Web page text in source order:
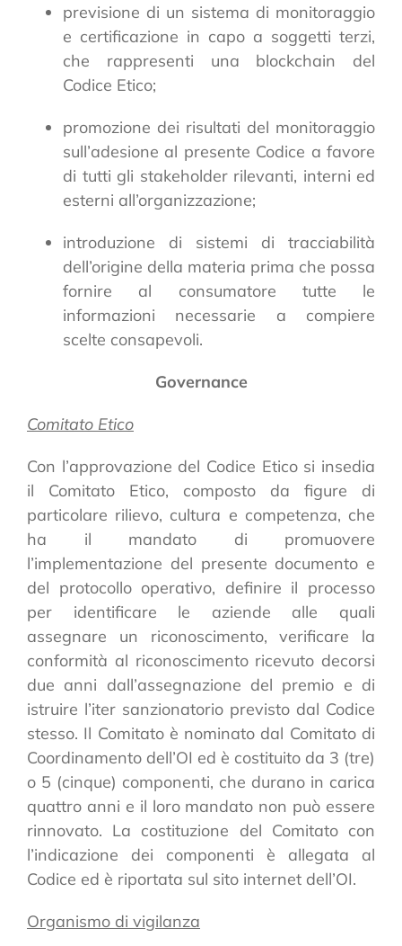
previsione di un sistema di monitoraggio
e certificazione in capo a soggetti terzi,
che rappresenti una blockchain del
Codice Etico;
promozione dei risultati del monitoraggio
sull’adesione al presente Codice a favore
di tutti gli stakeholder rilevanti, interni ed
esterni all’organizzazione;
introduzione di sistemi di tracciabilità
dell’origine della materia prima che possa
fornire al consumatore tutte le
informazioni necessarie a compiere
scelte consapevoli.
Governance
Comitato Etico
Con l’approvazione del Codice Etico si insedia
il Comitato Etico, composto da figure di
particolare rilievo, cultura e competenza, che
ha il mandato di promuovere
l’implementazione del presente documento e
del protocollo operativo, definire il processo
per identificare le aziende alle quali
assegnare un riconoscimento, verificare la
conformità al riconoscimento ricevuto decorsi
due anni dall’assegnazione del premio e di
istruire l’iter sanzionatorio previsto dal Codice
stesso. Il Comitato è nominato dal Comitato di
Coordinamento dell’OI ed è costituito da 3 (tre)
o 5 (cinque) componenti, che durano in carica
quattro anni e il loro mandato non può essere
rinnovato. La costituzione del Comitato con
l’indicazione dei componenti è allegata al
Codice ed è riportata sul sito internet dell’OI.
Organismo di vigilanza